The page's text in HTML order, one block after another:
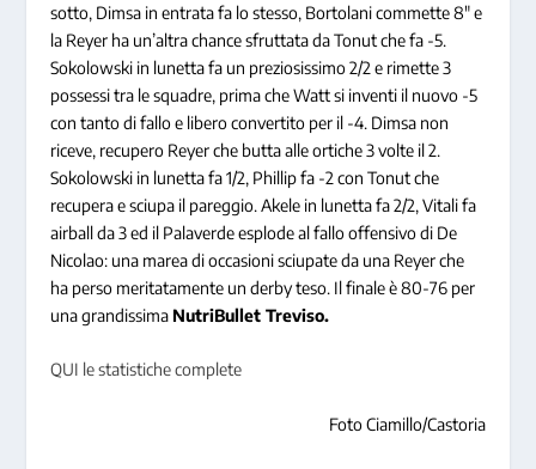
sotto, Dimsa in entrata fa lo stesso, Bortolani commette 8″ e
la Reyer ha un’altra chance sfruttata da Tonut che fa -5.
Sokolowski in lunetta fa un preziosissimo 2/2 e rimette 3
possessi tra le squadre, prima che Watt si inventi il nuovo -5
con tanto di fallo e libero convertito per il -4. Dimsa non
riceve, recupero Reyer che butta alle ortiche 3 volte il 2.
Sokolowski in lunetta fa 1/2, Phillip fa -2 con Tonut che
recupera e sciupa il pareggio. Akele in lunetta fa 2/2, Vitali fa
airball da 3 ed il Palaverde esplode al fallo offensivo di De
Nicolao: una marea di occasioni sciupate da una Reyer che
ha perso meritatamente un derby teso. Il finale è 80-76 per
una grandissima NutriBullet Treviso.
QUI le statistiche complete
Foto Ciamillo/Castoria